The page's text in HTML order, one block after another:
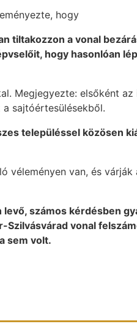
hogy
tiltakozzon a vonal
hogy hasonlóan
Megjegyezte: elsőként az
sajtóértesülésekből.
településsel közösen
véleményen van, és várják
számos kérdésben
vonal
sem volt.